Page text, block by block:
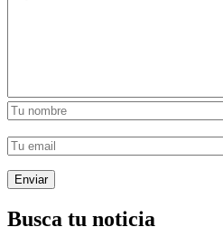
Busca tu noticia